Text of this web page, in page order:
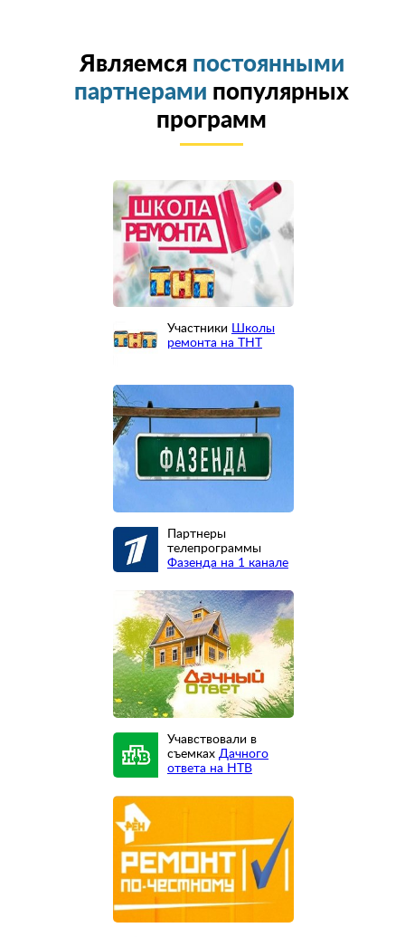
Являемся постоянными
партнерами популярных
программ
Участники Школы
ремонта на ТНТ
Партнеры
телепрограммы
Фазенда на 1 канале
Учавствовали в
съемках Дачного
ответа на НТВ